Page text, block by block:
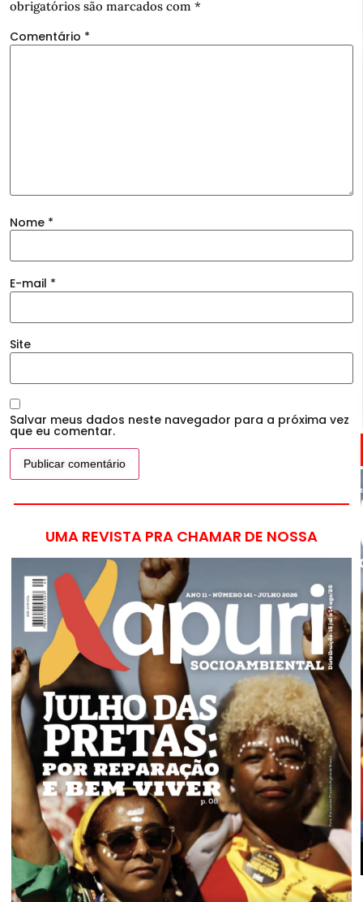
obrigatórios são marcados com *
Comentário *
Nome *
E-mail *
Site
Salvar meus dados neste navegador para a próxima vez
que eu comentar.
UMA REVISTA PRA CHAMAR DE NOSSA